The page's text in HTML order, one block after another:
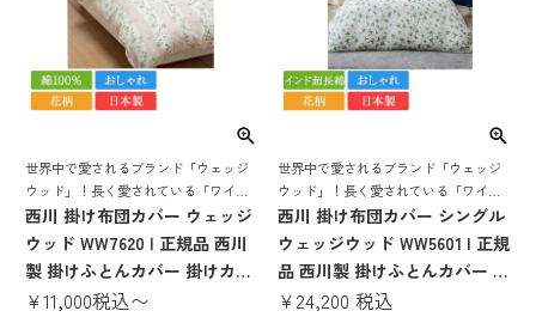
世界中で愛されるブランド「ウェッジ
ウッド」！長く愛されている「ワイル
ド ストロベリー」を表現した西川定番
掛け布団カバー
西川 掛け布団カバー ウェッジ
ウッド WW7620 | 正規品 西川
製 掛けふとんカバー 掛けカバ
ー 150×210 シングルロング 日
¥11,000税込〜
世界中で愛されるブランド「ウェッジ
ウッド」！長く愛されている「ワイル
ド ストロベリー」を繊細なプリントで
表現した西川定番掛け布団カバー
西川 掛け布団カバー シングル
ウェッジウッド WW5601 | 正規
品 西川製 掛けふとんカバー 掛
けカバー 150×210 シングルロ
¥24,200 税込